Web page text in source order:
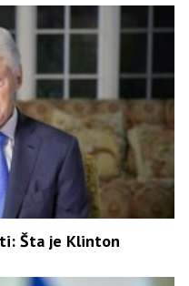
Šta je Klinton